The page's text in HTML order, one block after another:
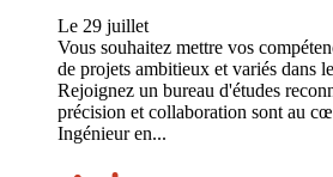
Le 29 juillet
Vous souhaitez mettre vos
de projets ambitieux et variés dans
Rejoignez un bureau d'études
précision et collaboration sont au
Ingénieur en...